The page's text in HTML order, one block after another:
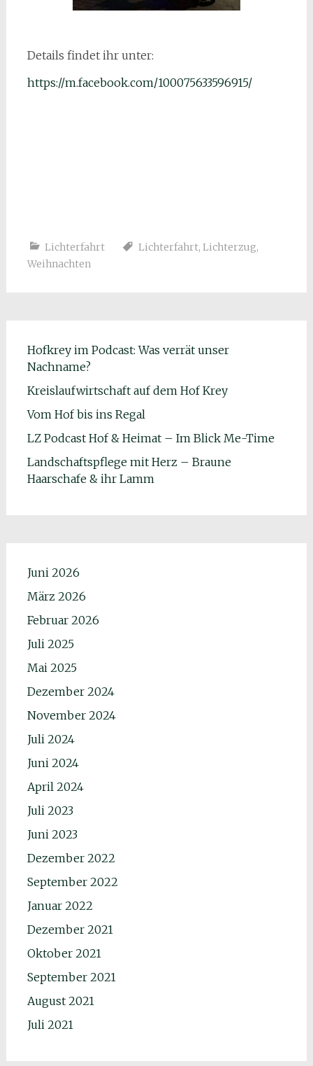
Details findet ihr unter:
https://m.facebook.com/100075633596915/
Lichterfahrt Lichterfahrt, Lichterzug,
Weihnachten
Hofkrey im Podcast: Was verrät unser
Nachname?
Kreislaufwirtschaft auf dem Hof Krey
Vom Hof bis ins Regal
LZ Podcast Hof & Heimat – Im Blick Me-Time
Landschaftspflege mit Herz – Braune
Haarschafe & ihr Lamm
Juni 2026
März 2026
Februar 2026
Juli 2025
Mai 2025
Dezember 2024
November 2024
Juli 2024
Juni 2024
April 2024
Juli 2023
Juni 2023
Dezember 2022
September 2022
Januar 2022
Dezember 2021
Oktober 2021
September 2021
August 2021
Juli 2021